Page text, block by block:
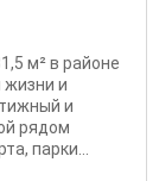
м² в районе
и
и
рядом
парки...